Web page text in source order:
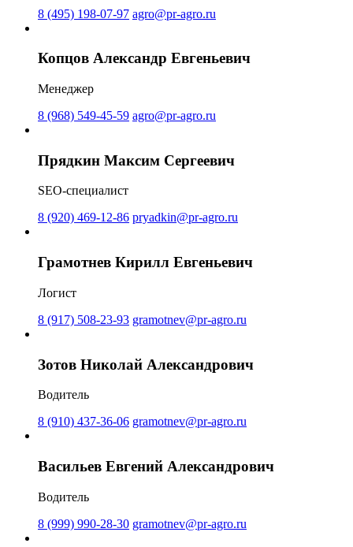
8 (495) 198-07-97 agro@pr-agro.ru
Копцов Александр Евгеньевич
Менеджер
8 (968) 549-45-59 agro@pr-agro.ru
Прядкин Максим Сергеевич
SEO-специалист
8 (920) 469-12-86 pryadkin@pr-agro.ru
Грамотнев Кирилл Евгеньевич
Логист
8 (917) 508-23-93 gramotnev@pr-agro.ru
Зотов Николай Александрович
Водитель
8 (910) 437-36-06 gramotnev@pr-agro.ru
Васильев Евгений Александрович
Водитель
8 (999) 990-28-30 gramotnev@pr-agro.ru